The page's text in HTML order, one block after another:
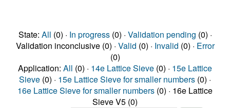
State: All (0) · In progress(0) · Validation pending (0) ·
Validation inconclusive (0) · Valid (0) · Invalid (0) · Error
(0)
Application: All (0) · 14e Lattice Sieve (0) · 15e Lattice
Sieve (0) · 15e Lattice Sieve for smaller numbers (0) ·
16e Lattice Sieve for smaller numbers (0) · 16e Lattice
Sieve V5 (0)